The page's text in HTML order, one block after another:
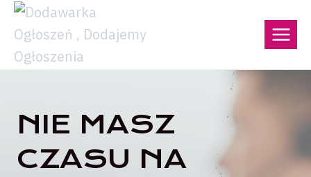
Przejdź
do
treści
NIE MASZ
CZASU NA